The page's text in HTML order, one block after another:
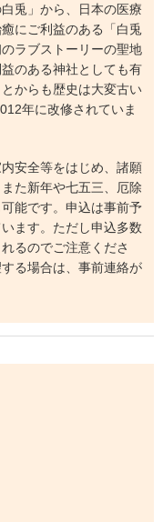
兎」から、日本の医療
にご利益のある「白兎
ラブストーリーの聖地
のある神社としても有
からも歴史は大変古い
年に改修されていま
安全等をはじめ、諸願
た新年や七五三、厄除
能です。申込は事前予
ます。ただし申込多数
るのでご注意くださ
る場合は、事前連絡が